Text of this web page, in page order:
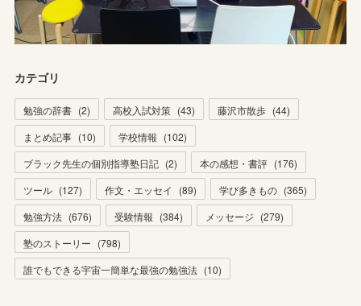
カテゴリ
勉強の辞書 (2) 高校入試対策 (43) 藤沢市散歩 (44)
まとめ記事 (10) 学校情報 (102)
ブラック先生の個別指導塾日記 (2) 本の感想・書評 (176)
ツール (127) 作文・エッセイ (89) 学び多きもの (365)
勉強方法 (676) 受験情報 (384) メッセージ (279)
塾のストーリー (798)
誰でもできる宇宙一簡単な最強の勉強法 (10)